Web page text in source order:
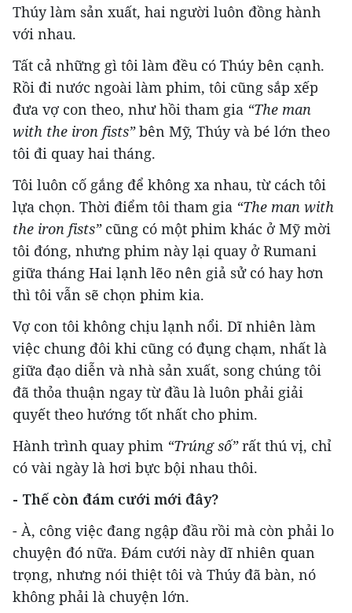
Thúy làm sản xuất, hai người luôn đồng hành
với nhau.
Tất cả những gì tôi làm đều có Thúy bên cạnh.
Rồi đi nước ngoài làm phim, tôi cũng sắp xếp
đưa vợ con theo, như hồi tham gia “The man
with the iron fists”bên Mỹ, Thúy và bé lớn theo
tôi đi quay hai tháng.
Tôi luôn cố gắng để không xa nhau, từ cách tôi
lựa chọn. Thời điểm tôi tham gia “The man with
the iron fists”cũng có một phim khác ở Mỹ mời
tôi đóng, nhưng phim này lại quay ở Rumani
giữa tháng Hai lạnh lẽo nên giả sử có hay hơn
thì tôi vẫn sẽ chọn phim kia.
Vợ con tôi không chịu lạnh nổi. Dĩ nhiên làm
việc chung đôi khi cũng có đụng chạm, nhất là
giữa đạo diễn và nhà sản xuất, song chúng tôi
đã thỏa thuận ngay từ đầu là luôn phải giải
quyết theo hướng tốt nhất cho phim.
Hành trình quay phim “Trúng số”rất thú vị, chỉ
có vài ngày là hơi bực bội nhau thôi.
- Thế còn đám cưới mới đây?
- À, công việc đang ngập đầu rồi mà còn phải lo
chuyện đó nữa. Đám cưới này dĩ nhiên quan
trọng, nhưng nói thiệt tôi và Thúy đã bàn, nó
không phải là chuyện lớn.